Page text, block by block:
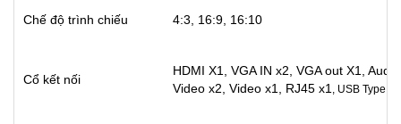
Chế độ trình chiếu 4:3, 16:9, 16:10
Cổ kết nối
HDMI X1, VGA IN x2, VGA out X1,
Video x2, Video x1, RJ45 x1 , USB Type x1